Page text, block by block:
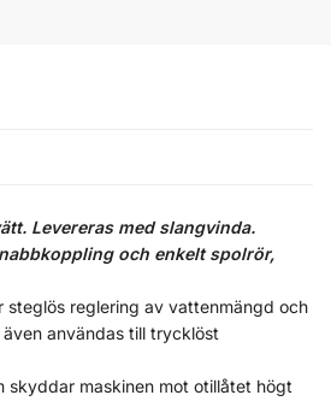
Levereras med slangvinda.
och enkelt spolrör,
steglös reglering av vattenmängd och
användas till trycklöst
skyddar maskinen mot otillåtet högt